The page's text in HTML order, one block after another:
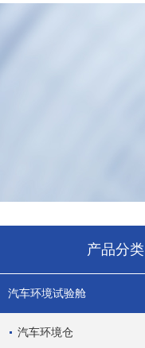
产品分类
汽车环境试验舱
汽车环境仓